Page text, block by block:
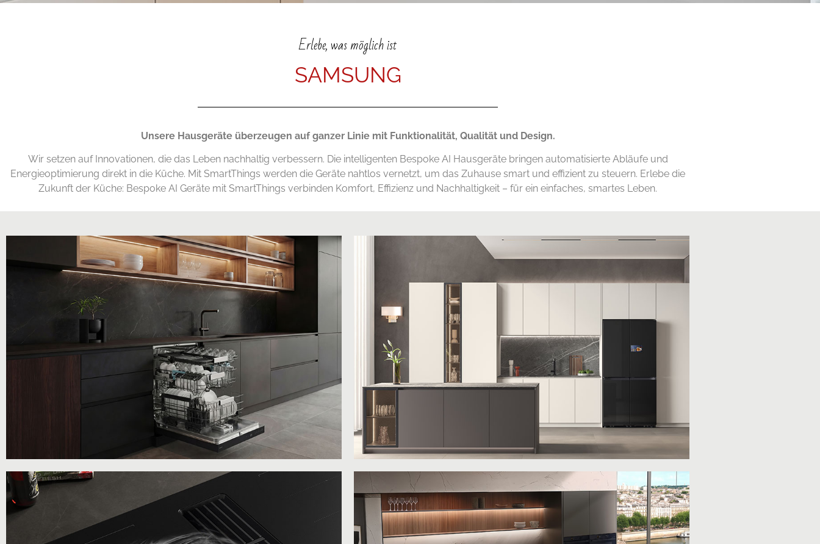
Erlebe, was möglich ist
SAMSUNG
Unsere Hausgeräte überzeugen auf ganzer Linie mit Funktionalität, Qualität und Design.
Wir setzen auf Innovationen, die das Leben nachhaltig verbessern. Die intelligenten Bespoke AI Hausgeräte bringen automatisierte Abläufe und
Energieoptimierung direkt in die Küche. Mit SmartThings werden die Geräte nahtlos vernetzt, um das Zuhause smart und effizient zu steuern. Erlebe die
Zukunft der Küche: Bespoke AI Geräte mit SmartThings verbinden Komfort, Effizienz und Nachhaltigkeit – für ein einfaches, smartes Leben.